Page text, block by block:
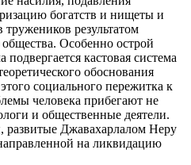
богатств и нищеты и
результатом
Особенно острой
кастовая система
обоснования
социального пережитка к
человека прибегают не
и общественные деятели.
Джавахарлалом Неру
на ликвидацию